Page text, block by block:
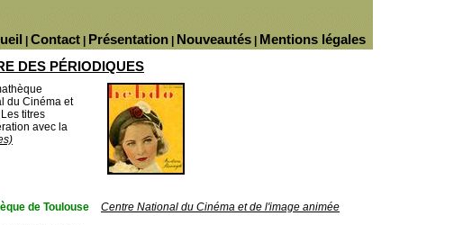
Mentions légales
Nouveautés
Présentation
Contact
DES PÉRIODIQUES
du Cinéma et
titres
avec la
de Toulouse
Centre National du Cinéma et de l'image animée